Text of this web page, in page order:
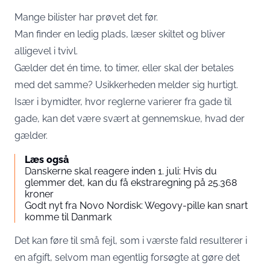
Mange bilister har prøvet det før.
Man finder en ledig plads, læser skiltet og bliver
alligevel i tvivl.
Gælder det én time, to timer, eller skal der betales
med det samme? Usikkerheden melder sig hurtigt.
Især i bymidter, hvor reglerne varierer fra gade til
gade, kan det være svært at gennemskue, hvad der
gælder.
Læs også
Danskerne skal reagere inden 1. juli: Hvis du
glemmer det, kan du få ekstraregning på 25.368
kroner
Godt nyt fra Novo Nordisk: Wegovy-pille kan snart
komme til Danmark
Det kan føre til små fejl, som i værste fald resulterer i
en afgift, selvom man egentlig forsøgte at gøre det